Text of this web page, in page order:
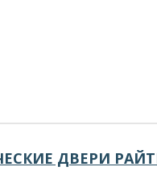
ДВЕРИ